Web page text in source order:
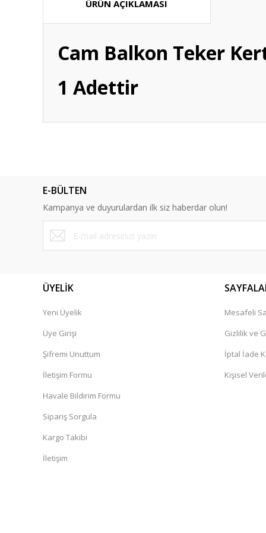
ÜRÜN AÇIKLAMASI
Cam Balkon Teker
1 Adettir
Ürün bilgilerinde hatalar bulunuyor.
Ürün fiyatı diğer sitelerden daha pahalı.
Bu ürüne benzer farklı alternatifler olmalı.
E-BÜLTEN
Kampanya ve duyurulardan ilk siz haberdar olun!
ÜYELİK
Yeni Üyelik
Üye Girişi
Şifremi Unuttum
İletişim Formu
Havale Bildirim Formu
Sipariş Sorgula
Kargo Takibi
İletişim
Mesafeli
Gizlilik ve
İptal İade
Kişisel